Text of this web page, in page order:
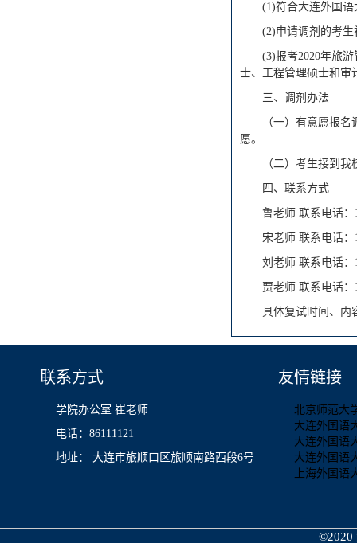
(1)符合大连外国
(2)申请调剂的考
(3)报考2020年旅
士、工程管理硕士和审
三、调剂办法
（一）有意愿报
愿。
（二）考生接到
四、联系方式
鲁老师 联系电话：
宋老师 联系电话：
刘老师 联系电话：
贾老师 联系电话：
具体复试时间、内
联系方式
学院办公室 崔老师
电话：86111121
地址： 大连市旅顺口区旅顺南路西段6号
友情链接
北京师范大
大连外国语
大连外国语
大连外国语
上海外国语
©2020